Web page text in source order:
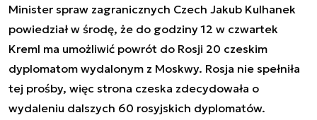
Minister spraw zagranicznych Czech Jakub Kulhanek
powiedział w środę, że do godziny 12 w czwartek
Kreml ma umożliwić powrót do Rosji 20 czeskim
dyplomatom wydalonym z Moskwy. Rosja nie spełniła
tej prośby, więc strona czeska zdecydowała o
wydaleniu dalszych 60 rosyjskich dyplomatów.